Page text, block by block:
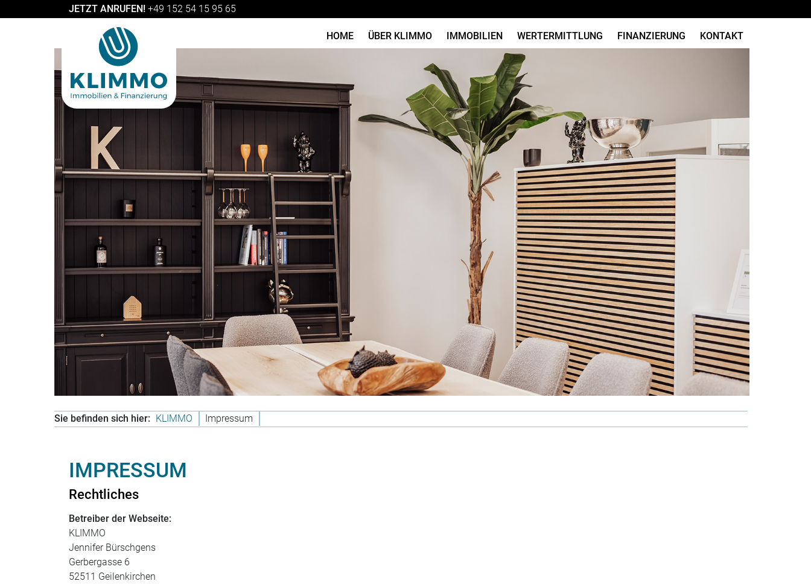
JETZT ANRUFEN! +49 152 54 15 95 65
HOME ÜBER KLIMMO IMMOBILIEN WERTERMITTLUNG FINANZIERUNG KONTAKT
Sie befinden sich hier: KLIMMO Impressum
IMPRESSUM
Rechtliches
Betreiber der Webseite:
KLIMMO
Jennifer Bürschgens
Gerbergasse 6
52511 Geilenkirchen